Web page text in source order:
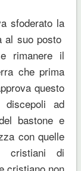
sfoderato la
al suo posto
rimanere il
che prima
questo
ad
bastone e
con quelle
cristiani di